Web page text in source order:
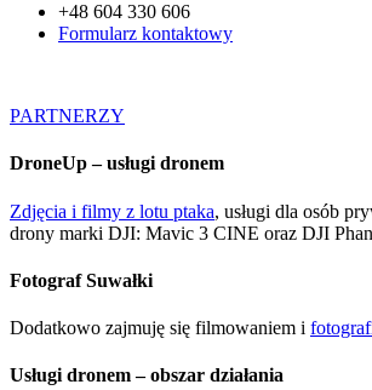
+48 604 330 606
Formularz kontaktowy
PARTNERZY
DroneUp – usługi dronem
Zdjęcia i filmy z lotu ptaka, usługi dla osób
drony marki DJI: Mavic 3 CINE oraz DJI
Fotograf Suwałki
Dodatkowo zajmuję się filmowaniem i
Usługi dronem – obszar działania